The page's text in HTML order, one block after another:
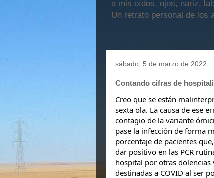
a mis oídos, ojos, nariz,
Un retrato personal de los
sábado, 5 de marzo de 2022
Contando cifras de
Creo que se están
sexta ola. La causa de ese
contagio de la variante
pase la infección de forma
porcentaje de pacientes
dar positivo en las PCR
hospital por otras dolencias
destinadas a COVID al ser